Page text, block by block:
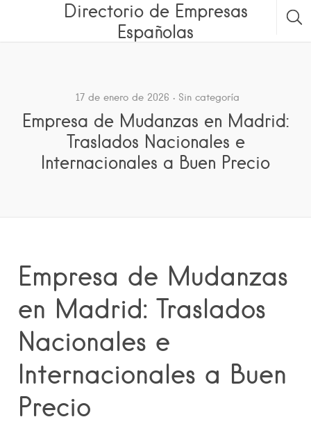
Directorio de Empresas
Españolas
17 de enero de 2026 Sin categoría
Empresa de Mudanzas en Madrid:
Traslados Nacionales e
Internacionales a Buen Precio
Empresa de Mudanzas
en Madrid: Traslados
Nacionales e
Internacionales a Buen
Precio